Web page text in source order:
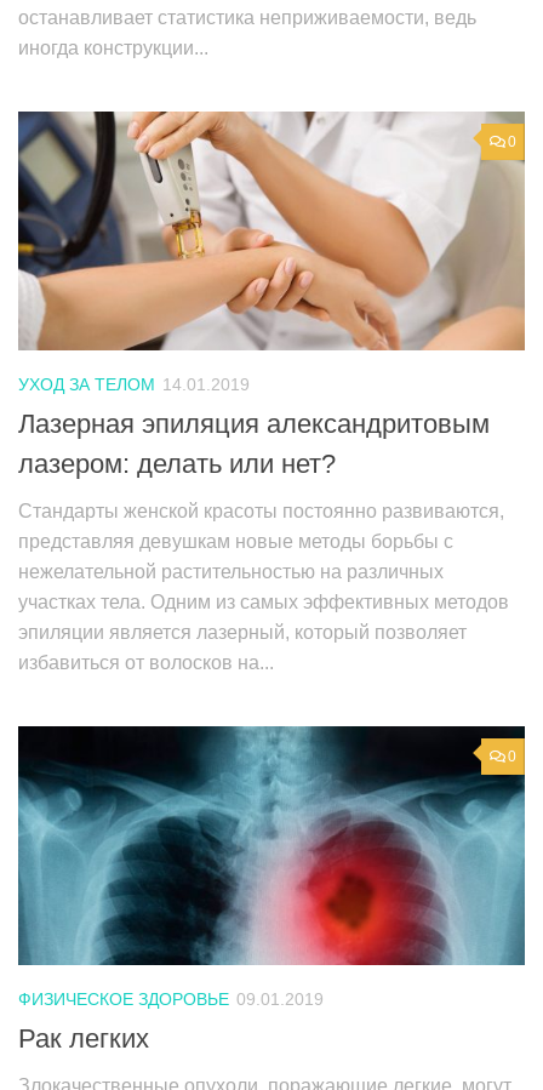
останавливает статистика неприживаемости, ведь
иногда конструкции...
0
УХОД ЗА ТЕЛОМ 14.01.2019
Лазерная эпиляция александритовым
лазером: делать или нет?
Стандарты женской красоты постоянно развиваются,
представляя девушкам новые методы борьбы с
нежелательной растительностью на различных
участках тела. Одним из самых эффективных методов
эпиляции является лазерный, который позволяет
избавиться от волосков на...
0
ФИЗИЧЕСКОЕ ЗДОРОВЬЕ 09.01.2019
Рак легких